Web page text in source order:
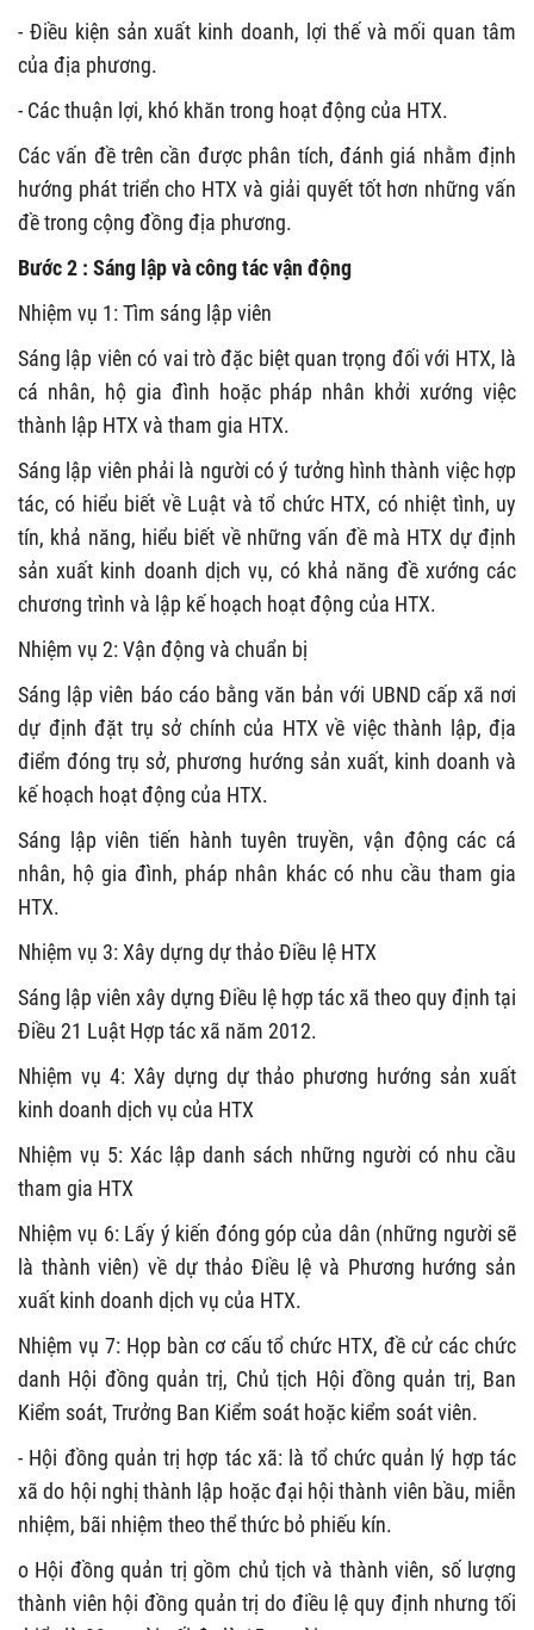
- Điều kiện sản xuất kinh doanh, lợi thế và mối quan tâm
của địa phương.
- Các thuận lợi, khó khăn trong hoạt động của HTX.
Các vấn đề trên cần được phân tích, đánh giá nhằm định
hướng phát triển cho HTX và giải quyết tốt hơn những vấn
đề trong cộng đồng địa phương.
Bước 2 : Sáng lập và công tác vận động
Nhiệm vụ 1: Tìm sáng lập viên
Sáng lập viên có vai trò đặc biệt quan trọng đối với HTX, là
cá nhân, hộ gia đình hoặc pháp nhân khởi xướng việc
thành lập HTX và tham gia HTX.
Sáng lập viên phải là người có ý tưởng hình thành việc hợp
tác, có hiểu biết về Luật và tổ chức HTX, có nhiệt tình, uy
tín, khả năng, hiểu biết về những vấn đề mà HTX dự định
sản xuất kinh doanh dịch vụ, có khả năng đề xướng các
chương trình và lập kế hoạch hoạt động của HTX.
Nhiệm vụ 2: Vận động và chuẩn bị
Sáng lập viên báo cáo bằng văn bản với UBND cấp xã nơi
dự định đặt trụ sở chính của HTX về việc thành lập, địa
điểm đóng trụ sở, phương hướng sản xuất, kinh doanh và
kế hoạch hoạt động của HTX.
Sáng lập viên tiến hành tuyên truyền, vận động các cá
nhân, hộ gia đình, pháp nhân khác có nhu cầu tham gia
HTX.
Nhiệm vụ 3: Xây dựng dự thảo Điều lệ HTX
Sáng lập viên xây dựng Điều lệ hợp tác xã theo quy định tại
Điều 21 Luật Hợp tác xã năm 2012.
Nhiệm vụ 4: Xây dựng dự thảo phương hướng sản xuất
kinh doanh dịch vụ của HTX
Nhiệm vụ 5: Xác lập danh sách những người có nhu cầu
tham gia HTX
Nhiệm vụ 6: Lấy ý kiến đóng góp của dân (những người sẽ
là thành viên) về dự thảo Điều lệ và Phương hướng sản
xuất kinh doanh dịch vụ của HTX.
Nhiệm vụ 7: Họp bàn cơ cấu tổ chức HTX, đề cử các chức
danh Hội đồng quản trị, Chủ tịch Hội đồng quản trị, Ban
Kiểm soát, Trưởng Ban Kiểm soát hoặc kiểm soát viên.
- Hội đồng quản trị hợp tác xã: là tổ chức quản lý hợp tác
xã do hội nghị thành lập hoặc đại hội thành viên bầu, miễn
nhiệm, bãi nhiệm theo thể thức bỏ phiếu kín.
o Hội đồng quản trị gồm chủ tịch và thành viên, số lượng
thành viên hội đồng quản trị do điều lệ quy định nhưng tối